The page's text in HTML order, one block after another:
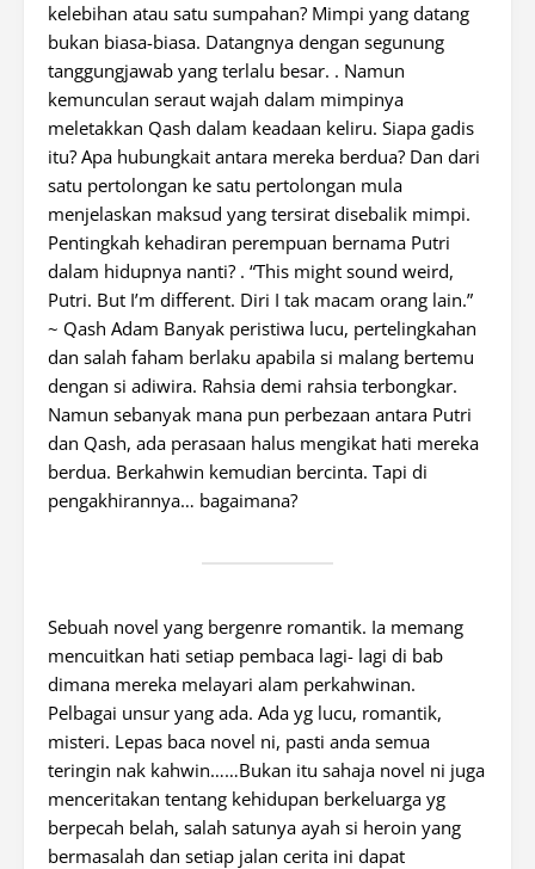
kelebihan atau satu sumpahan? Mimpi yang datang
bukan biasa-biasa. Datangnya dengan segunung
tanggungjawab yang terlalu besar. . Namun
kemunculan seraut wajah dalam mimpinya
meletakkan Qash dalam keadaan keliru. Siapa gadis
itu? Apa hubungkait antara mereka berdua? Dan dari
satu pertolongan ke satu pertolongan mula
menjelaskan maksud yang tersirat disebalik mimpi.
Pentingkah kehadiran perempuan bernama Putri
dalam hidupnya nanti? . “This might sound weird,
Putri. But I’m different. Diri I tak macam orang lain.”
~ Qash Adam Banyak peristiwa lucu, pertelingkahan
dan salah faham berlaku apabila si malang bertemu
dengan si adiwira. Rahsia demi rahsia terbongkar.
Namun sebanyak mana pun perbezaan antara Putri
dan Qash, ada perasaan halus mengikat hati mereka
berdua. Berkahwin kemudian bercinta. Tapi di
pengakhirannya… bagaimana?
Sebuah novel yang bergenre romantik. Ia memang
mencuitkan hati setiap pembaca lagi- lagi di bab
dimana mereka melayari alam perkahwinan.
Pelbagai unsur yang ada. Ada yg lucu, romantik,
misteri. Lepas baca novel ni, pasti anda semua
teringin nak kahwin……Bukan itu sahaja novel ni juga
menceritakan tentang kehidupan berkeluarga yg
berpecah belah, salah satunya ayah si heroin yang
bermasalah dan setiap jalan cerita ini dapat